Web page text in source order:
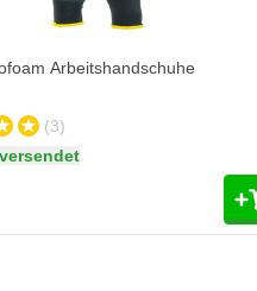
mit 12 Volt Akku
der kompakt und
dank des 12 V Akkus
die stufenlos
Schutzabdeckung für
In den Warenkorb
Arbeitshandschuhe
(3)